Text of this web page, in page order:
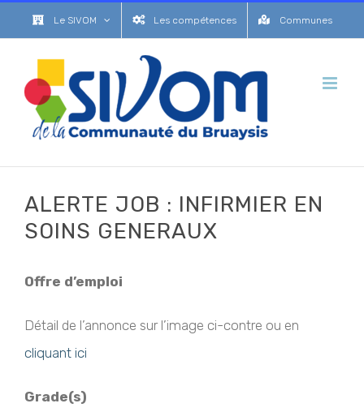
Passer
au
Le SIVOM Les compétences Communes
ALERTE JOB : INFIRMIER EN
SOINS GENERAUX
Offre d’emploi
Détail de l’annonce sur l’image ci-contre ou en
cliquant ici
Grade(s)